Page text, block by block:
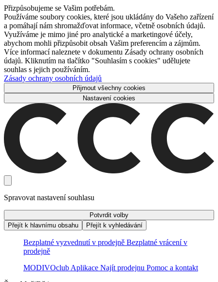
Přizpůsobujeme se Vašim potřebám.
Používáme soubory cookies, které jsou ukládány do Vašeho zařízení
a pomáhají nám shromažďovat informace, včetně osobních údajů.
Využíváme je mimo jiné pro analytické a marketingové účely,
abychom mohli přizpůsobit obsah Vašim preferencím a zájmům.
Více informací naleznete v dokumentu Zásady ochrany osobních
údajů. Kliknutím na tlačítko "Souhlasím s cookies" udělujete
souhlas s jejich používáním.
Zásady ochrany osobních údajů
Přijmout všechny cookies
Nastavení cookies
Spravovat nastavení souhlasu
Potvrdit volby
Přejít k hlavnímu obsahu
Přejít k vyhledávání
Bezplatné vyzvednutí v prodejně Bezplatné vrácení v
prodejně
MODIVOclub Aplikace Najít prodejnu Pomoc a kontakt